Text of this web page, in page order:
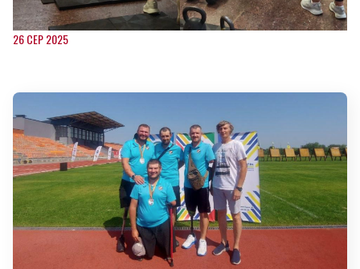
26 СЕР 2025